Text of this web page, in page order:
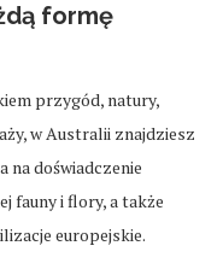
formę
przygód, natury,
w Australii znajdziesz
na doświadczenie
fauny i flory, a także
europejskie.